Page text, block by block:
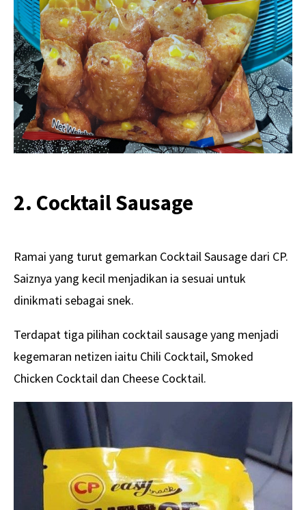
2. Cocktail Sausage
Ramai yang turut gemarkan Cocktail Sausage dari CP.
Saiznya yang kecil menjadikan ia sesuai untuk
dinikmati sebagai snek.
Terdapat tiga pilihan cocktail sausage yang menjadi
kegemaran netizen iaitu Chili Cocktail, Smoked
Chicken Cocktail dan Cheese Cocktail.